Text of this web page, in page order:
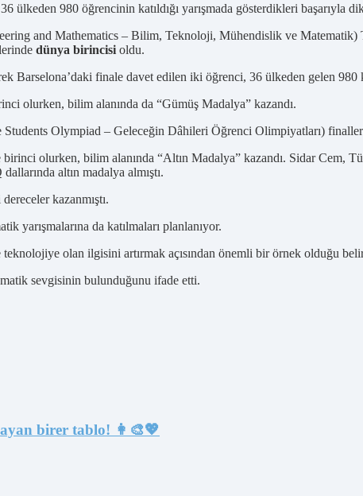
ülkeden 980 öğrencinin katıldığı yarışmada gösterdikleri başarıyla
and Mathematics – Bilim, Teknoloji, Mühendislik ve Matematik)
dünya birincisi oldu.
Barselona’daki finale davet edilen iki öğrenci, 36 ülkeden gelen 980
olurken, bilim alanında da “Gümüş Madalya” kazandı.
Olympiad – Geleceğin Dâhileri Öğrenci Olimpiyatları)
olurken, bilim alanında “Altın Madalya” kazandı. Sidar Cem,
altın madalya almıştı.
kazanmıştı.
yarışmalarına da katılmaları planlanıyor.
olan ilgisini artırmak açısından önemli bir örnek olduğu
sevgisinin bulunduğunu ifade etti.
birer tablo! 👩‍🎨💖